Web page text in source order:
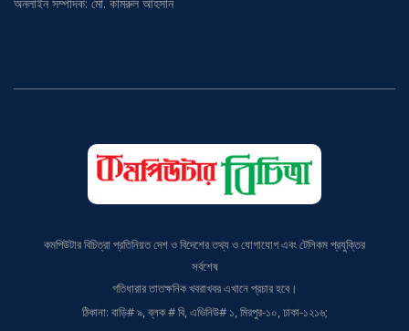
সর্বশেষ
গতিধারার তাতক্ষনিক খবরাখবর এখানে প্রচার হবে।
ঠিকানা: বাড়ি# ৯, ব্লক # বি, এভিনিউ# ১, মিরপুর-১০, ঢাকা-১২১৬;
মোবাইল: ০১৭১১৫৪৬০১৯,